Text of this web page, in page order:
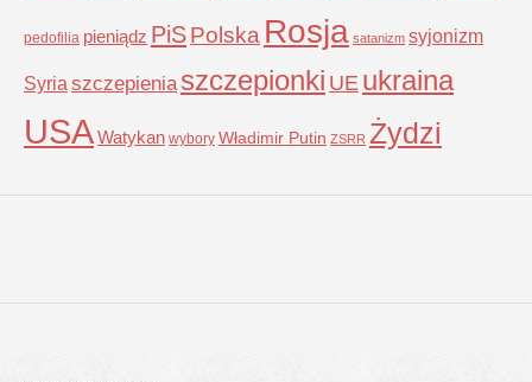
pedofilia pieniądz PiSPolska Rosja satanizm syjonizm
Syria szczepienia szczepionki UE ukraina
USAWatykan wybory Władimir Putin ZSRR Żydzi